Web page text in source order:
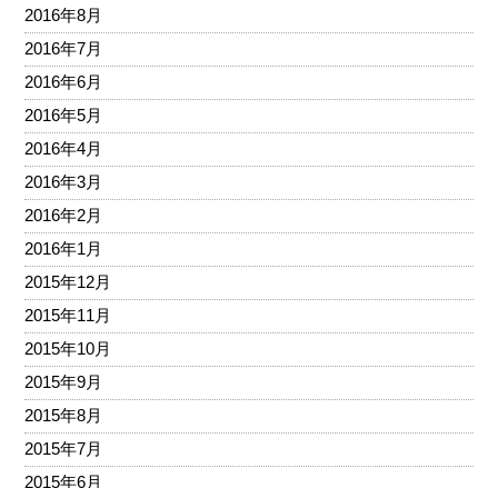
2016年8月
2016年7月
2016年6月
2016年5月
2016年4月
2016年3月
2016年2月
2016年1月
2015年12月
2015年11月
2015年10月
2015年9月
2015年8月
2015年7月
2015年6月